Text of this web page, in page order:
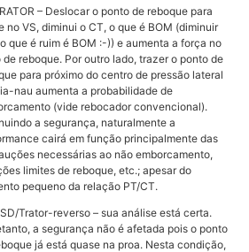
– Deslocar o ponto de reboque para
no VS, diminui o CT, o que é BOM (diminuir
que é ruim é BOM :-)) e aumenta a força no
de reboque. Por outro lado, trazer o ponto de
para próximo do centro de pressão lateral
nau aumenta a probabilidade de
(vide rebocador convencional).
a segurança, naturalmente a
cairá em função principalmente das
necessárias ao não emborcamento,
limites de reboque, etc.; apesar do
pequeno da relação PT/CT.
Trator-reverso – sua análise está certa.
a segurança não é afetada pois o ponto
já está quase na proa. Nesta condição,